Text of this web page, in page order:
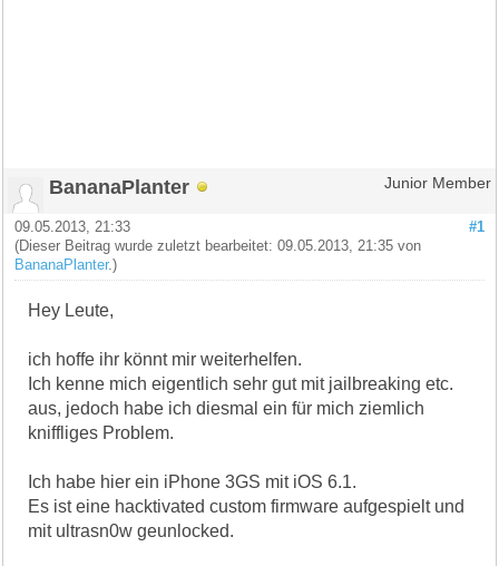
BananaPlanter Junior Member
#1
09.05.2013, 21:33
(Dieser Beitrag wurde zuletzt bearbeitet: 09.05.2013, 21:35 von
BananaPlanter.)
Hey Leute,
ich hoffe ihr könnt mir weiterhelfen.
Ich kenne mich eigentlich sehr gut mit jailbreaking etc.
aus, jedoch habe ich diesmal ein für mich ziemlich
kniffliges Problem.
Ich habe hier ein iPhone 3GS mit iOS 6.1.
Es ist eine hacktivated custom firmware aufgespielt und
mit ultrasn0w geunlocked.